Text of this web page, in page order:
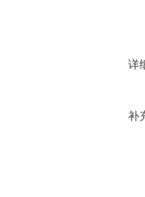
详
补